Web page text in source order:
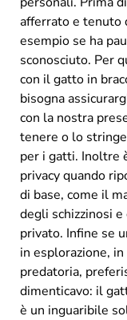
afferrato e tenuto
esempio se ha
sconosciuto. Per
con il gatto in
bisogna
con la nostra
tenere o lo
per i gatti. Inoltre
privacy quando
di base, come il
degli schizzinosi
privato. Infine se
in esplorazione,
predatoria,
dimenticavo: il
è un inguaribile